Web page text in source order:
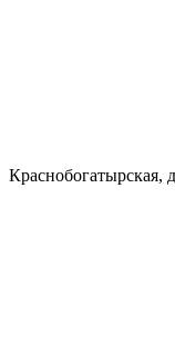
Краснобогатырская,